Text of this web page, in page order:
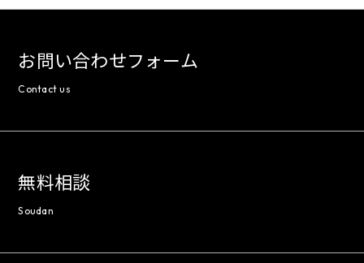
お問い合わせフォーム
Contact us
無料相談
Soudan